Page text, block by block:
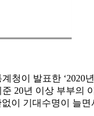
청이 발표한 ‘2020
20년 이상 부부의
이 기대수명이 늘